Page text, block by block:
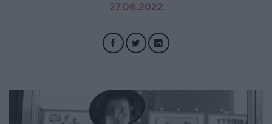
27.06.2022